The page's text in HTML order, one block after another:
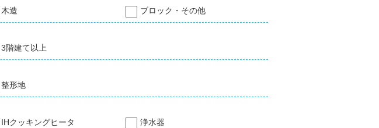
木造 ブロック・その他
3階建て以上
整形地
IHクッキングヒータ 浄水器